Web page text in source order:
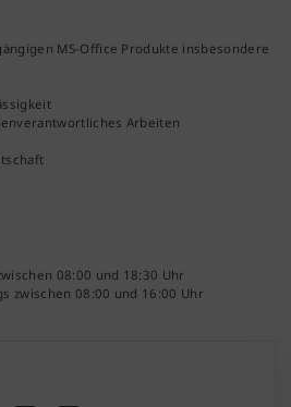
MS-Office Produkte insbesondere
Arbeiten
08:00 und 18:30 Uhr
zwischen 08:00 und 16:00 Uhr